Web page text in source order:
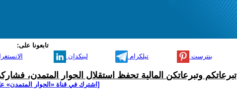
تابعونا على:
لينكدإن تيلكرام بنترست
تبرعاتكم وتبرعاتكن المالية تحفظ استقلال الحوار المتمدن،
[اشترك في قناة ‫«الحوار المتمدن»